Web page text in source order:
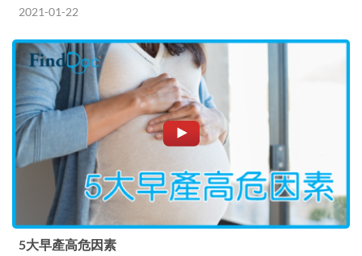
2021-01-22
5大早產高危因素